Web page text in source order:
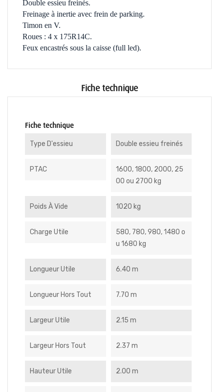
Double essieu freinés.
Freinage à inertie avec frein de parking.
Timon en V.
Roues : 4 x 175R14C.
Feux encastrés sous la caisse (full led).
Fiche technique
Fiche technique
Type D'essieu Double essieu freinés
PTAC
1600, 1800, 2000, 25
00 ou 2700 kg
Poids À Vide 1020 kg
Charge Utile
580, 780, 980, 1480 o
u 1680 kg
Longueur Utile 6.40 m
Longueur Hors Tout 7.70 m
Largeur Utile 2.15 m
Largeur Hors Tout 2.37 m
Hauteur Utile 2.00 m